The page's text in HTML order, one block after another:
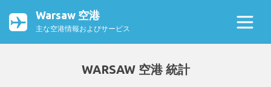
Warsaw 空港
主な空港情報およびサービス
WARSAW 空港 統計